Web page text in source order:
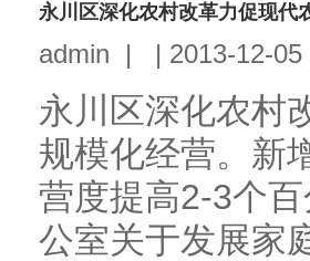
永川区深化农村改革力促现代
admin | | 2013-12-05
永川区深化农村
规模化经营。新
营度提高2-3个
公室关于发展家